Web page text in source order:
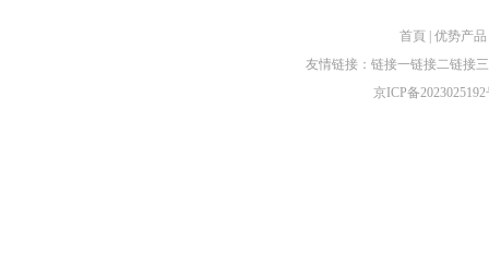
首頁 优势产品
友情链接： 链接一链接二链接三
京ICP备